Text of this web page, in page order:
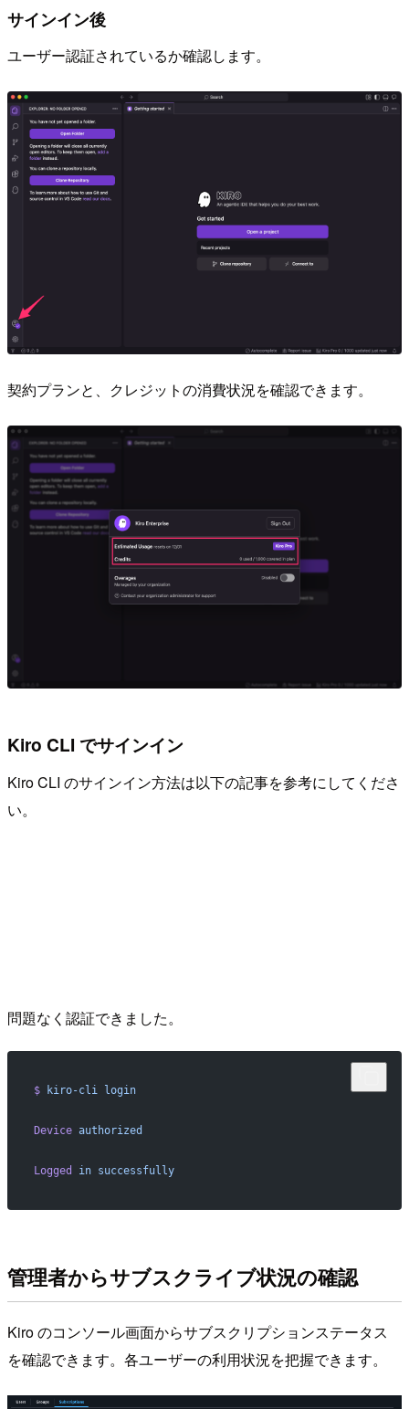
サインイン後
ユーザー認証されているか確認します。
契約プランと、クレジットの消費状況を確認できます。
Kiro CLI でサインイン
Kiro CLI のサインイン方法は以下の記事を参考にしてくださ
い。
問題なく認証できました。
$ kiro-cli login
Device authorized
Logged in successfully
管理者からサブスクライブ状況の確認
Kiro のコンソール画面からサブスクリプションステータス
を確認できます。各ユーザーの利用状況を把握できます。